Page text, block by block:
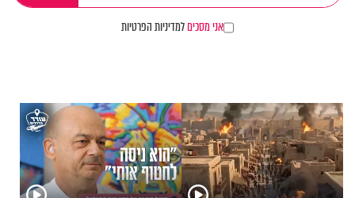
אני מסכיםלמדיניות הפרטיות